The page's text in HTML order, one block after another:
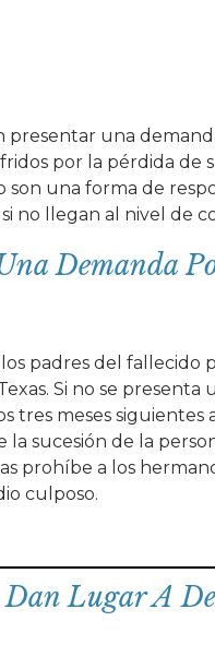
presentar una
por la pérdida de
una forma de
no llegan al nivel de
Demanda
padres del
Si no se presenta
meses siguientes
sucesión de la
prohíbe a los
culposo.
Dan Lugar A